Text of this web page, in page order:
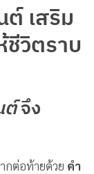
เสริม
ชีวิตราบ
ต์จึง
กต่อท้ายด้วย คำ